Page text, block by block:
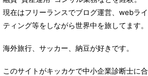
現在はフリーランスでブログ運営、webライ
ティング等をしながら世界中を旅してます。
海外旅行、サッカー、納豆が好きです。
このサイトがキッカケで中小企業診断士に合